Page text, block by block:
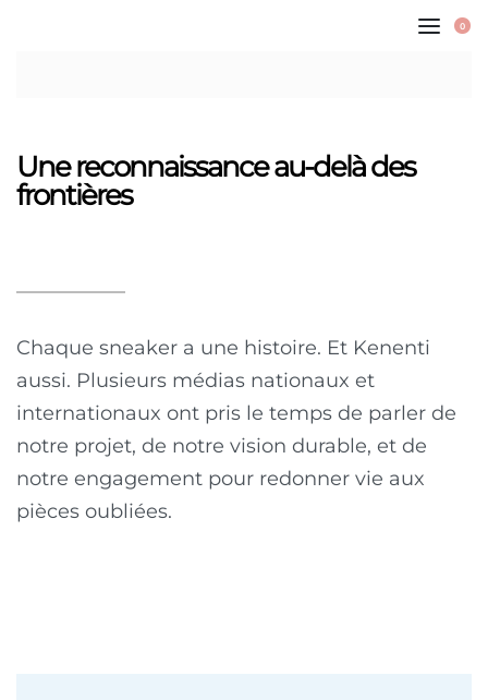
0
Une reconnaissance au-delà des
frontières
Chaque sneaker a une histoire. Et Kenenti
aussi. Plusieurs médias nationaux et
internationaux ont pris le temps de parler de
notre projet, de notre vision durable, et de
notre engagement pour redonner vie aux
pièces oubliées.